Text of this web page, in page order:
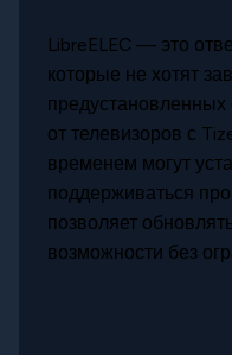
LibreELEC — это
которые не хотят
предустановленных
от телевизоров с
временем могут
поддерживаться
позволяет
возможности без